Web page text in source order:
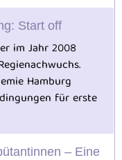
Start off
im Jahr 2008
Hamburg
für erste
– Eine